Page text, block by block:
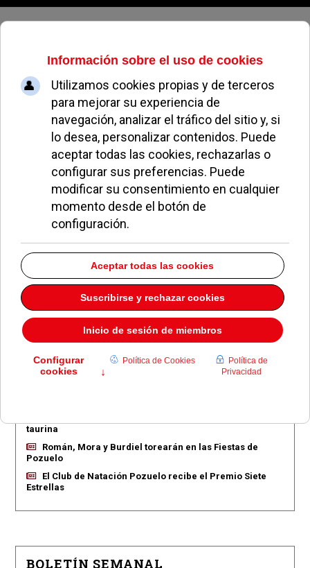
Sábado, 08 de agosto de 2026
Cinebank Coliseum
Dirección: C/ Sevilla 3
Pozuelo de Alarcón
Madrid
28223
Teléfono: 917155679
Descargar la información como:
EN PORTADA
Pozuelo aprueba las 775 viviendas de Huerta Grande
taurina
Román, Mora y Burdiel torearán en las Fiestas de
Pozuelo
El Club de Natación Pozuelo recibe el Premio Siete
Estrellas
BOLETÍN SEMANAL